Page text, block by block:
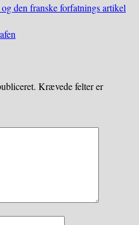
den franske forfatnings artikel
Krævede felter er